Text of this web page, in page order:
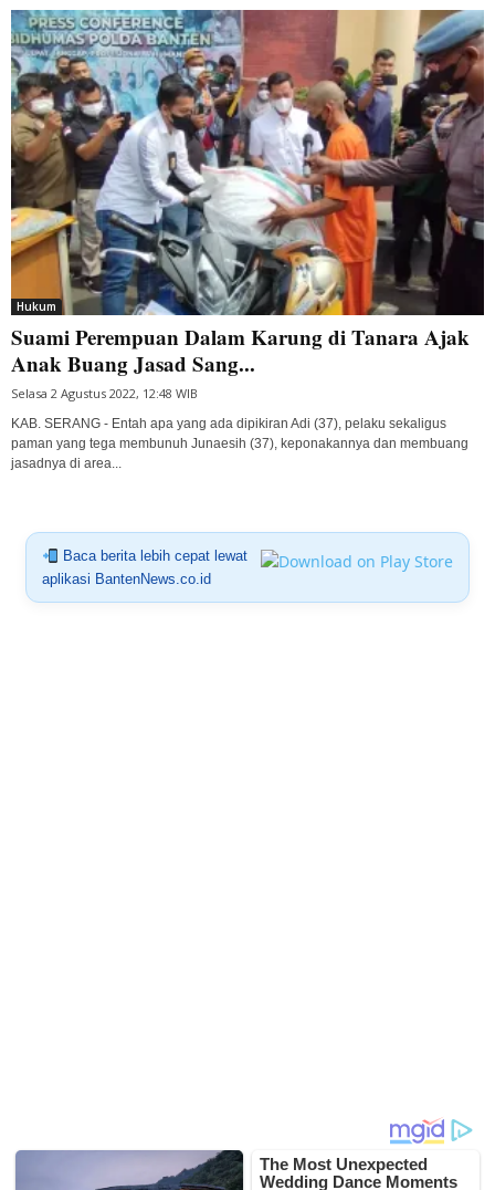
Hukum
Suami Perempuan Dalam Karung di Tanara Ajak
Anak Buang Jasad Sang...
Selasa 2 Agustus 2022, 12:48 WIB
KAB. SERANG - Entah apa yang ada dipikiran Adi (37), pelaku sekaligus
paman yang tega membunuh Junaesih (37), keponakannya dan membuang
jasadnya di area...
Baca berita lebih cepat lewat
aplikasi BantenNews.co.id